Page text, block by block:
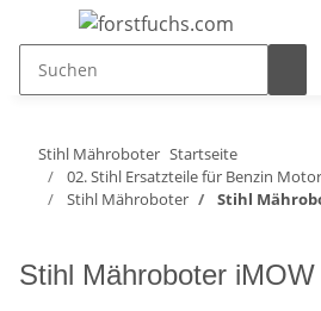
Stihl Mähroboter Startseite
02. Stihl Ersatzteile für Benzin
Stihl Mähroboter
Stihl
Stihl Mähroboter